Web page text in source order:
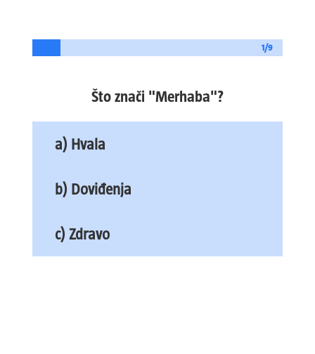
1/9
Što znači "Merhaba"?
a) Hvala
b) Doviđenja
c) Zdravo